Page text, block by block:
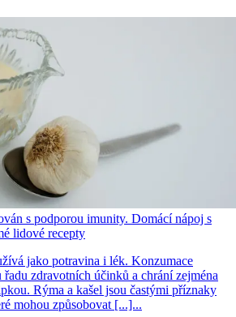
s podporou imunity. Domácí nápoj s
lidové recepty
jako potravina i lék. Konzumace
řadu zdravotních účinků a chrání zejména
Rýma a kašel jsou častými příznaky
mohou způsobovat [...]...